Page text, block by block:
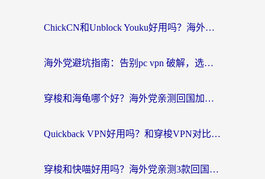
ChickCN和Unblock Youku好用吗？海外党亲测3款回国加速器，附iOS免费选择指南
海外党避坑指南：告别pc vpn 破解，选对回国加速器轻松访问国内资源
穿梭和海龟哪个好？海外党亲测回国加速器，附电脑免费VPN推荐
Quickback VPN好用吗？和穿梭VPN对比哪个回国效果更好？海外党必看的真实测评与选择指南
穿梭和快喵好用吗？海外党亲测3款回国加速器，附日本回国VPN避坑指南